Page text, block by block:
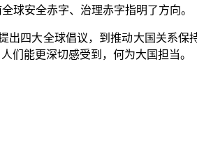
安全赤字、治理赤字指明了方向。
四大全球倡议，到推动大国关系保
们能更深切感受到，何为大国担当。